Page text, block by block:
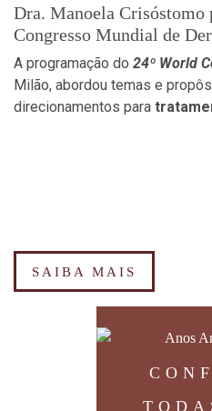
Dra. Manoela Crisóstomo
Congresso Mundial de
A programação do 24º World
Milão, abordou temas e
direcionamentos para
SAIBA MAIS